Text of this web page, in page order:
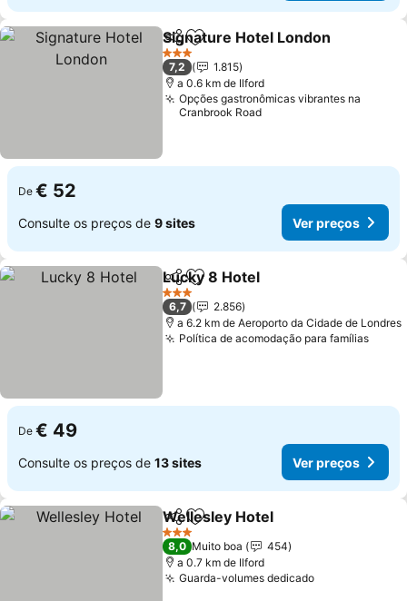
PartilharAdicionar aos favoritos
Signature Hotel London
3 Estrelas
7,2
1.815
a 0.6 km de Ilford
Opções gastronômicas vibrantes na
Cranbrook Road
De € 52
Consulte os preços de 9 sites Ver preços
PartilharAdicionar aos favoritos
Lucky 8 Hotel
3 Estrelas
6,7
2.856
a 6.2 km de Aeroporto da Cidade de Londres
Política de acomodação para famíliasVer
De € 49
Consulte os preços de 13 sites Ver preços
PartilharAdicionar aos favoritos
Wellesley Hotel
3 Estrelas
8,0 Muito boa
454
a 0.7 km de Ilford
Guarda-volumes dedicadoVer preços